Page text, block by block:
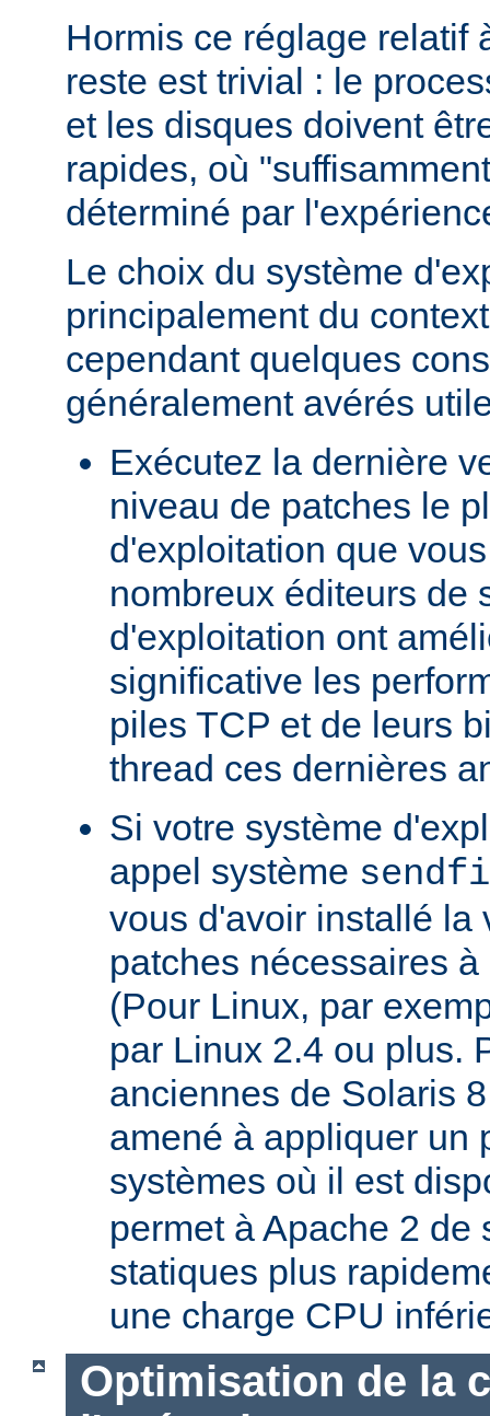
Hormis ce réglage relatif
reste est trivial : le
et les disques doivent
rapides, où
déterminé par
Le choix du système
principalement du
cependant quelques
généralement avérés
Exécutez la dernière
niveau de patches le
d'exploitation que
nombreux éditeurs de
d'exploitation ont
significative les
piles TCP et de leurs
thread ces dernières
Si votre système
appel système
vous d'avoir installé la
patches nécessaires
(Pour Linux, par
par Linux 2.4 ou plus.
anciennes de Solaris
amené à appliquer un
systèmes où il est
permet à Apache 2 de
statiques plus
une charge CPU
Optimisation de la